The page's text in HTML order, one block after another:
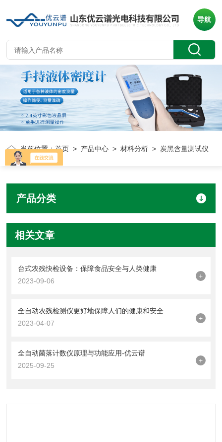
导航
当前位置：首页 > 产品中心 >材料分析 > 炭黑含量测试仪
产品分类
相关文章
台式农残快检设备：保障食品安全与人类健康
2023-09-06
+
全自动农残检测仪更好地保障人们的健康和安全
2023-04-07
+
全自动菌落计数仪原理与功能应用-优云谱
2025-09-25
+